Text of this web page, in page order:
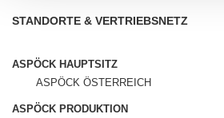
STANDORTE & VERTRIEBSNETZ
ASPÖCK HAUPTSITZ
ASPÖCK ÖSTERREICH
ASPÖCK PRODUKTION